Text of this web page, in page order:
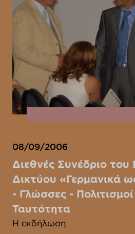
08/09/2006
Διεθνές Συνέδριο
Δικτύου «Γερμανικά
- Γλώσσες -
Ταυτότητα
Η εκδήλωση